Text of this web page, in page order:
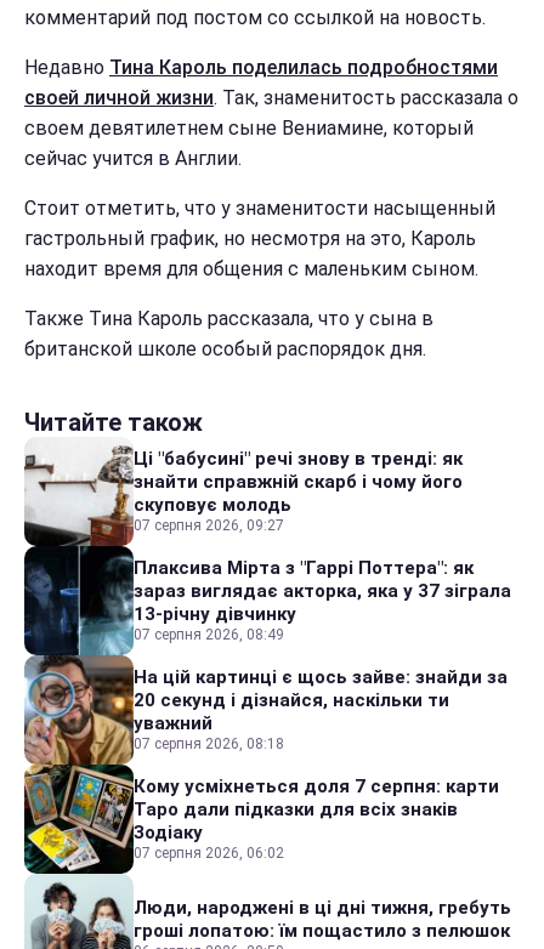
комментарий под постом со ссылкой на новость.
Недавно Тина Кароль поделилась подробностями
своей личной жизни. Так, знаменитость рассказала о
своем девятилетнем сыне Вениамине, который
сейчас учится в Англии.
Стоит отметить, что у знаменитости насыщенный
гастрольный график, но несмотря на это, Кароль
находит время для общения с маленьким сыном.
Также Тина Кароль рассказала, что у сына в
британской школе особый распорядок дня.
Читайте також
Ці "бабусині" речі знову в тренді: як
знайти справжній скарб і чому його
скуповує молодь
07 серпня 2026, 09:27
Плаксива Мірта з "Гаррі Поттера": як
зараз виглядає акторка, яка у 37 зіграла
13-річну дівчинку
07 серпня 2026, 08:49
На цій картинці є щось зайве: знайди за
20 секунд і дізнайся, наскільки ти
уважний
07 серпня 2026, 08:18
Кому усміхнеться доля 7 серпня: карти
Таро дали підказки для всіх знаків
Зодіаку
07 серпня 2026, 06:02
Люди, народжені в ці дні тижня, гребуть
гроші лопатою: їм пощастило з пелюшок